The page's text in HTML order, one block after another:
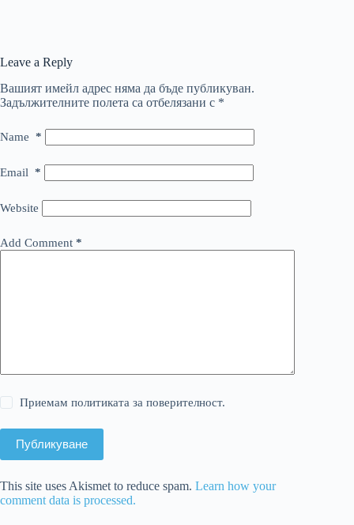
Leave a Reply
Вашият имейл адрес няма да бъде публикуван.
Задължителните полета са отбелязани с *
Name *
Email *
Website
Add Comment *
Приемам политиката за поверителност.
Публикуване
This site uses Akismet to reduce spam. Learn how your
comment data is processed.